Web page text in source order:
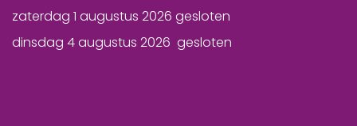
zaterdag 1 augustus 2026 gesloten
dinsdag 4 augustus 2026 gesloten